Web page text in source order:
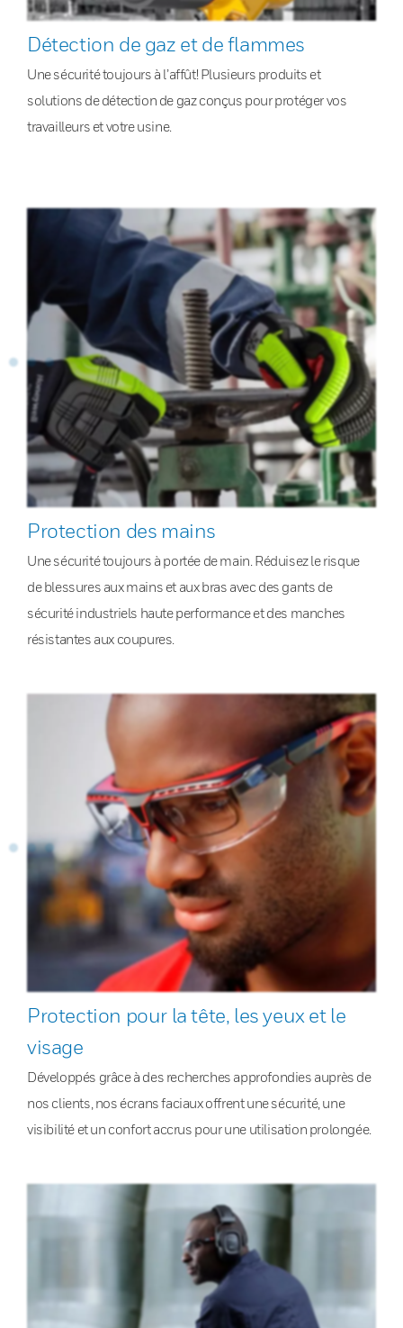
Détection de gaz et de flammes
Une sécurité toujours à l’affût! Plusieurs produits et
solutions de détection de gaz conçus pour protéger vos
travailleurs et votre usine.
Protection des mains
Une sécurité toujours à portée de main. Réduisez le risque
de blessures aux mains et aux bras avec des gants de
sécurité industriels haute performance et des manches
résistantes aux coupures.
Protection pour la tête, les yeux et le
visage
Développés grâce à des recherches approfondies auprès de
nos clients, nos écrans faciaux offrent une sécurité, une
visibilité et un confort accrus pour une utilisation prolongée.